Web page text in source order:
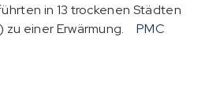
in 13 trockenen Städten
zu einer Erwärmung.
PMC